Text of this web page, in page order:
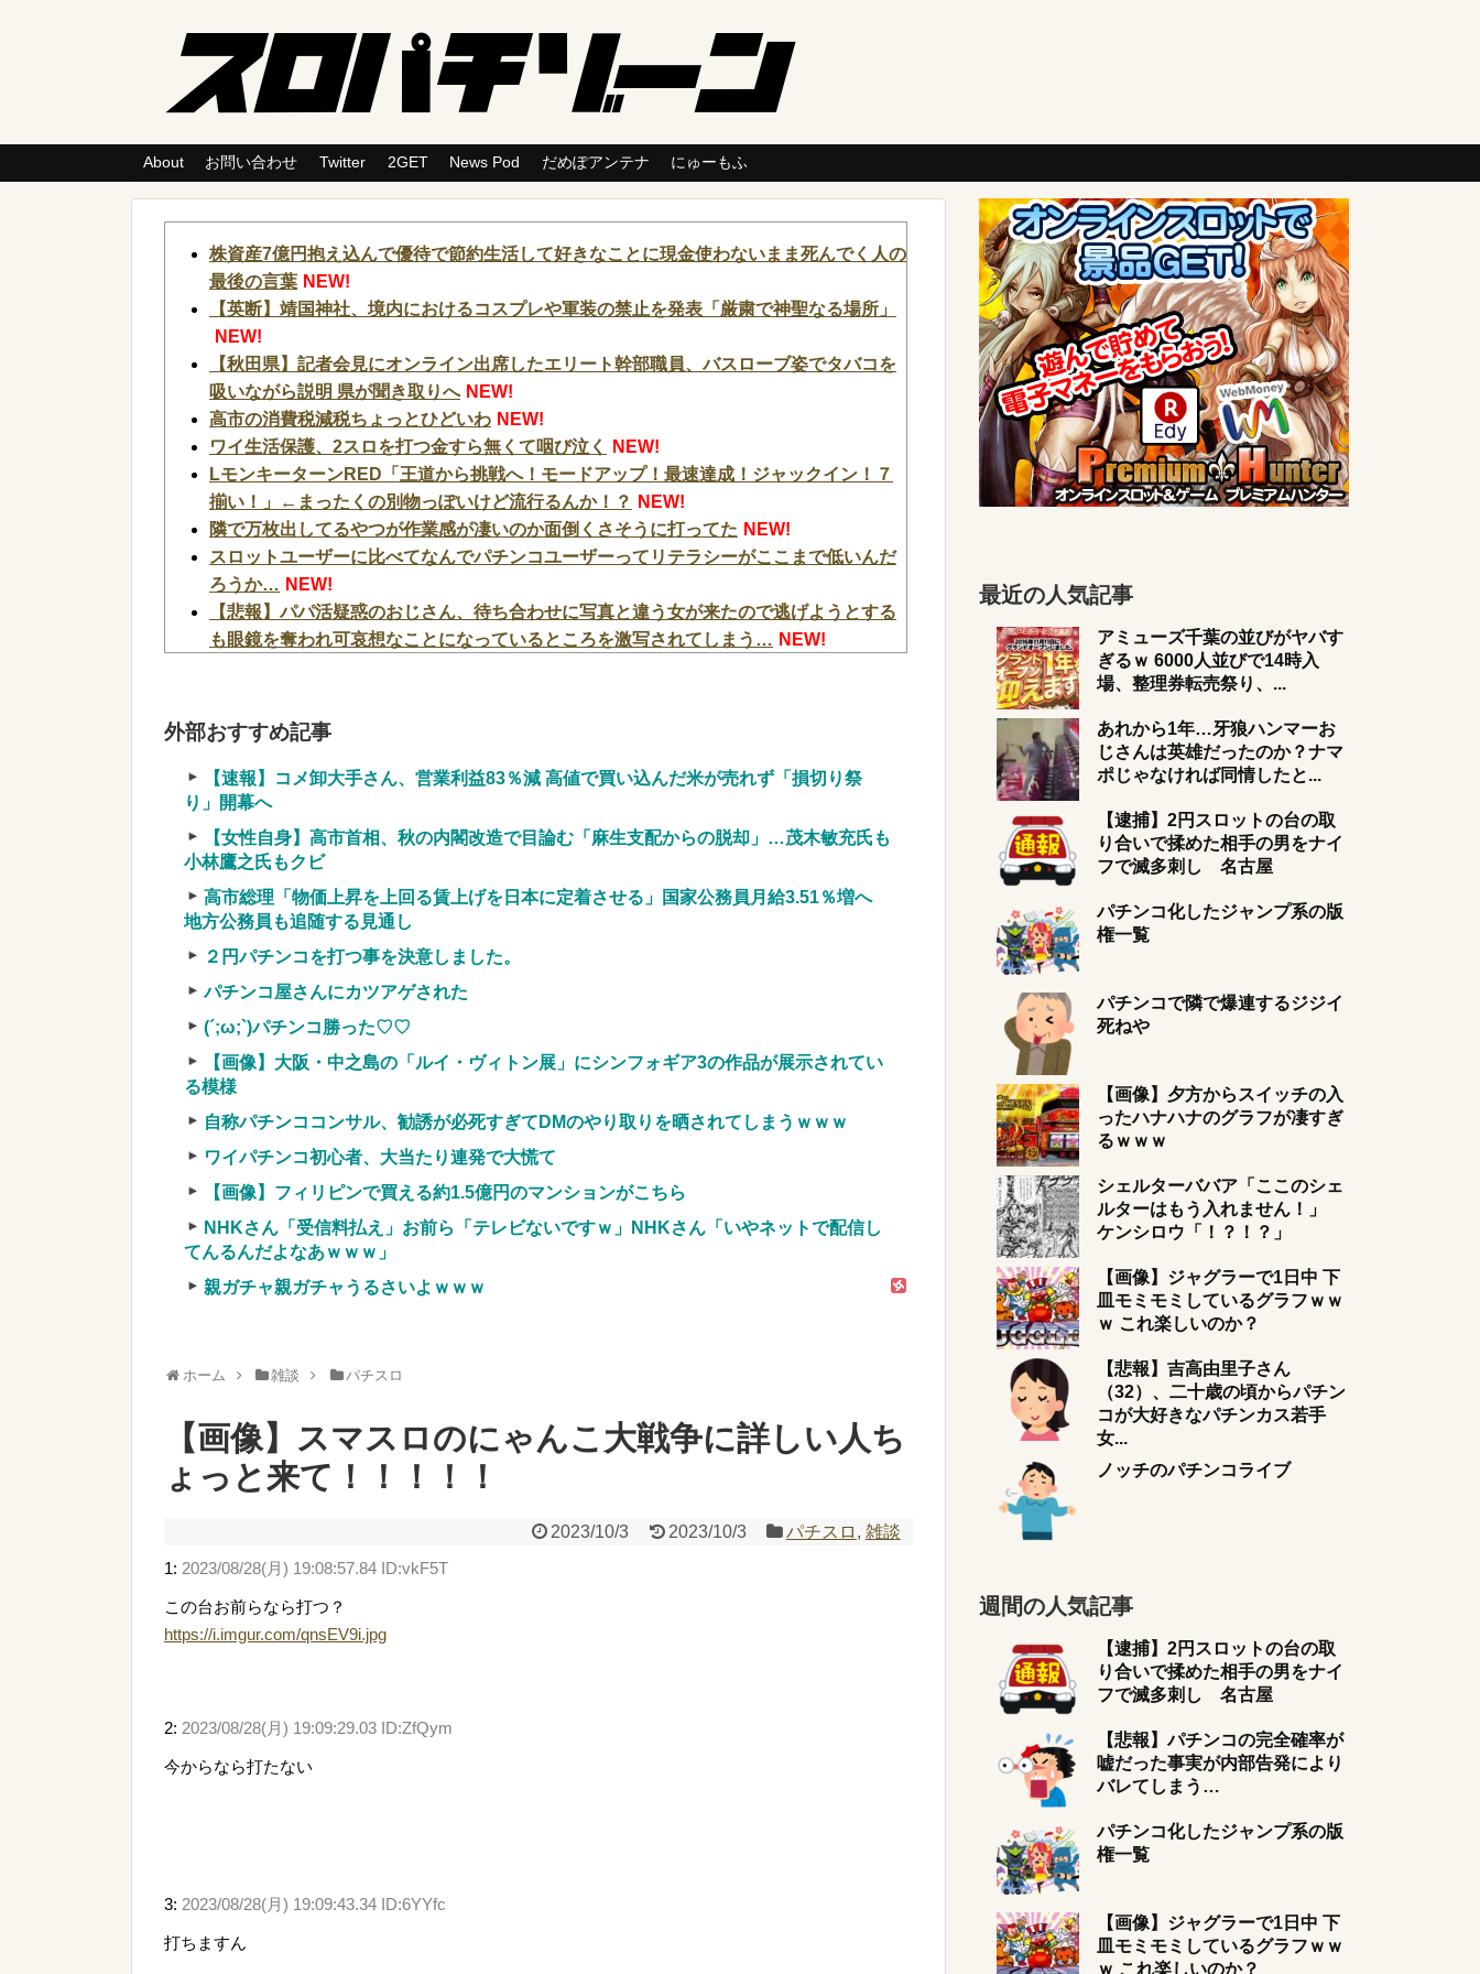
About お問い合わせ Twitter 2GET News Pod だめぽアンテナ にゅーもふ
株資産7億円抱え込んで優待で節約生活して好きなことに現金使わないまま死んでく人の
最後の言葉 NEW!
【英断】靖国神社、境内におけるコスプレや軍装の禁止を発表「厳粛で神聖なる場所」
NEW!
【秋田県】記者会見にオンライン出席したエリート幹部職員、バスローブ姿でタバコを
吸いながら説明 県が聞き取りへ NEW!
高市の消費税減税ちょっとひどいわ NEW!
ワイ生活保護、2スロを打つ金すら無くて咽び泣く
NEW!
LモンキーターンRED「王道から挑戦へ！モードアップ！最速達成！ジャックイン！７
揃い！」←まったくの別物っぽいけど流行るんか！？
NEW!
隣で万枚出してるやつが作業感が凄いのか面倒くさそうに打ってた NEW!
スロットユーザーに比べてなんでパチンコユーザーってリテラシーがここまで低いんだ
ろうか… NEW!
【悲報】パパ活疑惑のおじさん、待ち合わせに写真と違う女が来たので逃げようとする
も眼鏡を奪われ可哀想なことになっているところを激写されてしまう… NEW!
神谷玲子の新台は神ぱち!? #76【「Pぱちんこ押忍!番長 漢の頂 99ver.」大人気の番長が
遊びやすくなって帰って来た!!】
【悲報】演者さん、eF機動戦士ガンダムSEEDクライマックスで誤って計数ボタンを押
してパンクさせてしまう…
W DREAM #第272廻【「カバネリ」CZの設定判別が分からない！そんなアナタへ完全
解説】 NEW!
回胴維新 #84【上位AT超からくりサーカスの爆発力やいかに！！】
NEW!
【動画】御当地アイドルだった頃の今田美桜、ガチのマジで可愛くてワイらをびびらせ
【画像】恋する女さん、ネット民が驚愕する大変身を遂げてしまう←コレは凄過ぎるw
w w w w w w w NEW!
【画像】居酒屋さん、6人で長居して会計4939円しか使わない客にお気持ち表明してし
まう←コレどっちが悪いんや？？？？？？ NEW!
実質確率という罠
【競馬・難解】6/30(水)第44回帝王賞(JpnI) Part6 みんなの予想
名機が生まれなかった悲しい枠
Powered by livedoor 相互RSS
外部おすすめ記事
【速報】コメ卸大手さん、営業利益83％減 高値で買い込んだ米が売れず「損切り祭
り」開幕へ
【女性自身】高市首相、秋の内閣改造で目論む「麻生支配からの脱却」…茂木敏充氏も
小林鷹之氏もクビ
高市総理「物価上昇を上回る賃上げを日本に定着させる」国家公務員月給3.51％増へ
地方公務員も追随する見通し
２円パチンコを打つ事を決意しました。
パチンコ屋さんにカツアゲされた
(´;ω;`)パチンコ勝った♡♡
【画像】大阪・中之島の「ルイ・ヴィトン展」にシンフォギア3の作品が展示されてい
る模様
自称パチンココンサル、勧誘が必死すぎてDMのやり取りを晒されてしまうｗｗｗ
ワイパチンコ初心者、大当たり連発で大慌て
【画像】フィリピンで買える約1.5億円のマンションがこちら
NHKさん「受信料払え」お前ら「テレビないですｗ」NHKさん「いやネットで配信し
てんるんだよなあｗｗｗ」
親ガチャ親ガチャうるさいよｗｗｗ
ホーム 雑談 パチスロ
【画像】スマスロのにゃんこ大戦争に詳しい人ち
ょっと来て！！！！！
2023/10/3 2023/10/3 パチスロ , 雑談
1: 2023/08/28(月) 19:08:57.84 ID:vkF5T
この台お前らなら打つ？
https://i.imgur.com/qnsEV9i.jpg
2: 2023/08/28(月) 19:09:29.03 ID:ZfQym
今からなら打たない
3: 2023/08/28(月) 19:09:43.34 ID:6YYfc
打ちますん
最近の人気記事
アミューズ千葉の並びがヤバす
ぎるｗ 6000人並びで14時入
場、整理券転売祭り、...
あれから1年…牙狼ハンマーお
じさんは英雄だったのか？ナマ
ポじゃなければ同情したと...
【逮捕】2円スロットの台の取
り合いで揉めた相手の男をナイ
フで滅多刺し 名古屋
パチンコ化したジャンプ系の版
権一覧
パチンコで隣で爆連するジジイ
死ねや
【画像】夕方からスイッチの入
ったハナハナのグラフが凄すぎ
るｗｗｗ
シェルターババア「ここのシェ
ルターはもう入れません！」
ケンシロウ「！？！？」
【画像】ジャグラーで1日中 下
皿モミモミしているグラフｗｗ
ｗ これ楽しいのか？
【悲報】吉高由里子さん
（32）、二十歳の頃からパチン
コが大好きなパチンカス若手
女...
ノッチのパチンコライブ
週間の人気記事
【逮捕】2円スロットの台の取
り合いで揉めた相手の男をナイ
フで滅多刺し 名古屋
【悲報】パチンコの完全確率が
嘘だった事実が内部告発により
バレてしまう…
パチンコ化したジャンプ系の版
権一覧
【画像】ジャグラーで1日中 下
皿モミモミしているグラフｗｗ
ｗ これ楽しいのか？